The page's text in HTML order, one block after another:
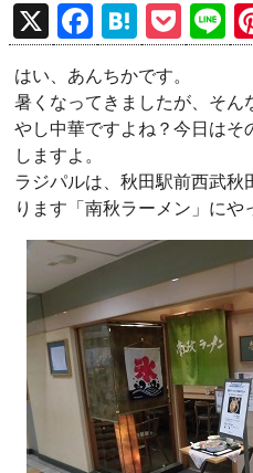
X
F
a
ce
b
o
k
H
at
e
n
a
P
o
ck
et
Li
n
e
はい、あんちかです。
暑くなってきましたが、そん
やし中華ですよね？今日はそ
しますよ。
ラジパルは、秋田駅前西武秋
ります「南秋ラーメン」にや